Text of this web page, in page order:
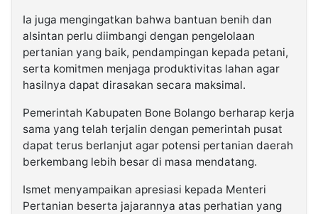
Ia juga mengingatkan bahwa bantuan benih dan
alsintan perlu diimbangi dengan pengelolaan
pertanian yang baik, pendampingan kepada petani,
serta komitmen menjaga produktivitas lahan agar
hasilnya dapat dirasakan secara maksimal.
Pemerintah Kabupaten Bone Bolango berharap kerja
sama yang telah terjalin dengan pemerintah pusat
dapat terus berlanjut agar potensi pertanian daerah
berkembang lebih besar di masa mendatang.
Ismet menyampaikan apresiasi kepada Menteri
Pertanian beserta jajarannya atas perhatian yang